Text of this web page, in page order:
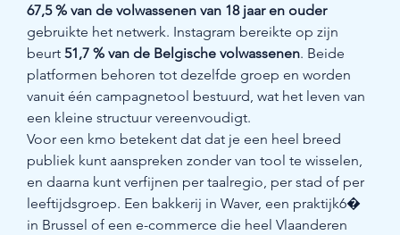
67,5 % van de volwassenen van 18 jaar en ouder
gebruikte het netwerk. Instagram bereikte op zijn
beurt 51,7 % van de Belgische volwassenen. Beide
platformen behoren tot dezelfde groep en worden
vanuit één campagnetool bestuurd, wat het leven van
een kleine structuur vereenvoudigt.
Voor een kmo betekent dat dat je een heel breed
publiek kunt aanspreken zonder van tool te wisselen,
en daarna kunt verfijnen per taalregio, per stad of per
leeftijdsgroep. Een bakkerij in Waver, een praktijk6�
in Brussel of een e-commerce die heel Vlaanderen